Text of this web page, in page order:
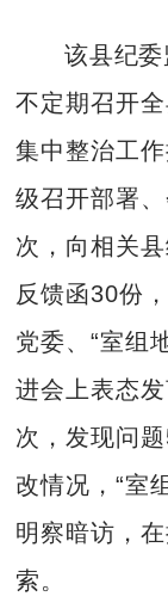
该县纪委
不定期召开
集中整治工
级召开部署
次，向相关
反馈函30份
党委、“室组
进会上表态
次，发现问
改情况，“室
明察暗访，
索。